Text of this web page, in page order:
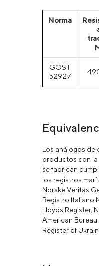
Norma
GOST
52927
Los análogos de
productos con la
se fabrican
los registros
Norske Veritas
Registro Italiano
Lloyds Register,
American
Register of